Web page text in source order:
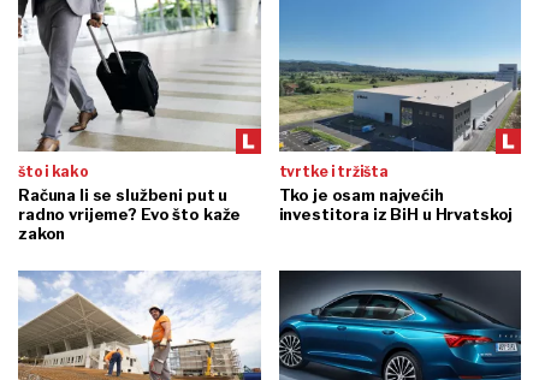
što i kako
Računa li se službeni put u
radno vrijeme? Evo što kaže
zakon
tvrtke i tržišta
Tko je osam najvećih
investitora iz BiH u Hrvatskoj